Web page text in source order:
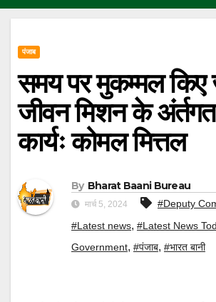
पंजाब
समय पर मुकम्मल किए
जीवन मिशन के
कार्यः कोमल मित्तल
By Bharat Baani Bureau
मार्च 5, 2024 #Deputy
#Latest news, #Latest News
Government, #पंजाब, #भारत बानी